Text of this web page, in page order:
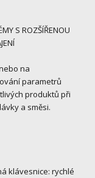
S ROZŠÍŘENOU
na
parametrů
produktů při
a směsi.
klávesnice: rychlé